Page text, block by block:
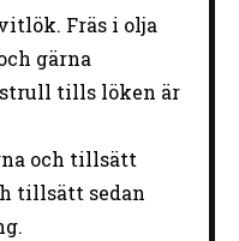
Fräs i olja
gärna
tills löken är
och tillsätt
tillsätt sedan